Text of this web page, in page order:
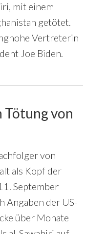
mit einem
getötet.
Vertreterin
Joe Biden.
Tötung von
von
als Kopf der
September
Angaben der US-
über Monate